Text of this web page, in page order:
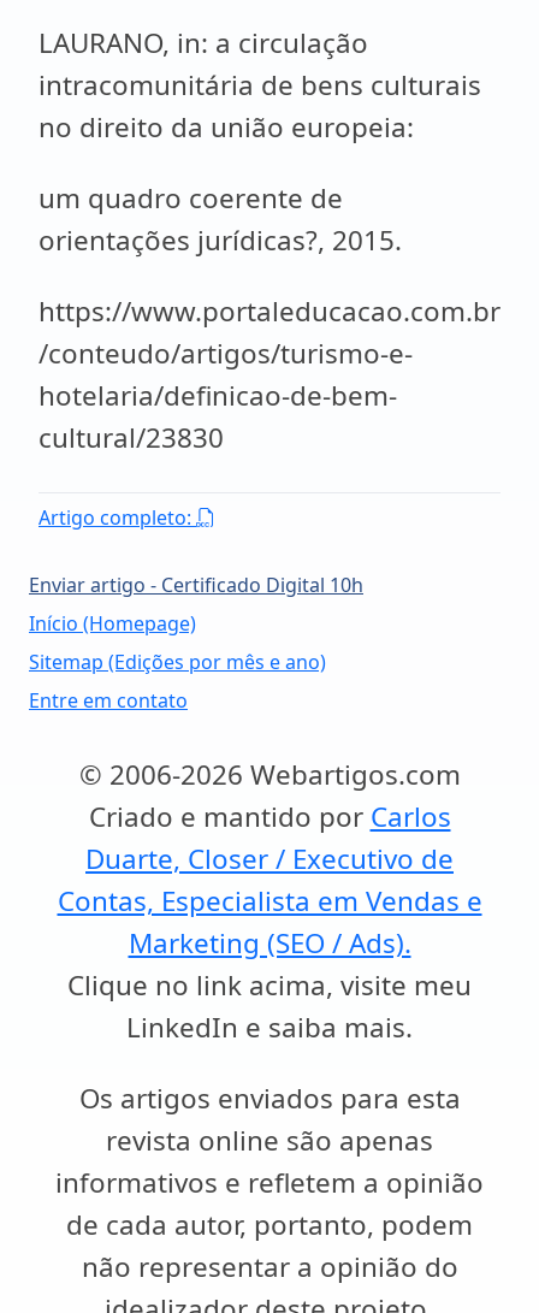
LAURANO, in: a circulação
intracomunitária de bens culturais
no direito da união europeia:
um quadro coerente de
orientações jurídicas?, 2015.
https://www.portaleducacao.com.br
/conteudo/artigos/turismo-e-
hotelaria/definicao-de-bem-
cultural/23830
Artigo completo:
Enviar artigo - Certificado Digital 10h
Início (Homepage)
Sitemap (Edições por mês e ano)
Entre em contato
© 2006-2026 Webartigos.com
Criado e mantido por Carlos
Duarte, Closer / Executivo de
Contas, Especialista em Vendas e
Marketing (SEO / Ads).
Clique no link acima, visite meu
LinkedIn e saiba mais.
Os artigos enviados para esta
revista online são apenas
informativos e refletem a opinião
de cada autor, portanto, podem
não representar a opinião do